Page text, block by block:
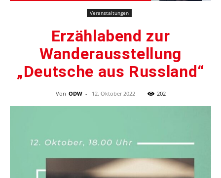
Veranstaltungen
Erzählabend zur
Wanderausstellung
„Deutsche aus Russland“
Von ODW - 12. Oktober 2022 202